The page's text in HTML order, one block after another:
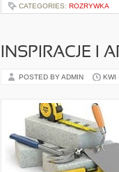
CATEGORIES: ROZRYWKA
INSPIRACJE I
POSTED BY ADMIN KWI